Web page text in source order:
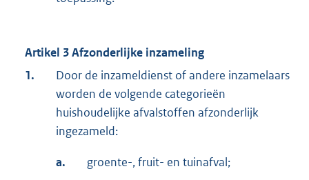
Artikel 3 Afzonderlijke inzameling
1.
Door de inzameldienst of andere inzamelaars
worden de volgende categorieën
huishoudelijke afvalstoffen afzonderlijk
ingezameld:
a. groente-, fruit- en tuinafval;